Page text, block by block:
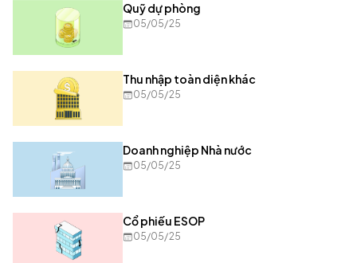
Quỹ dự phòng
05/05/25
Thu nhập toàn diện khác
05/05/25
Doanh nghiệp Nhà nước
05/05/25
Cổ phiếu ESOP
05/05/25